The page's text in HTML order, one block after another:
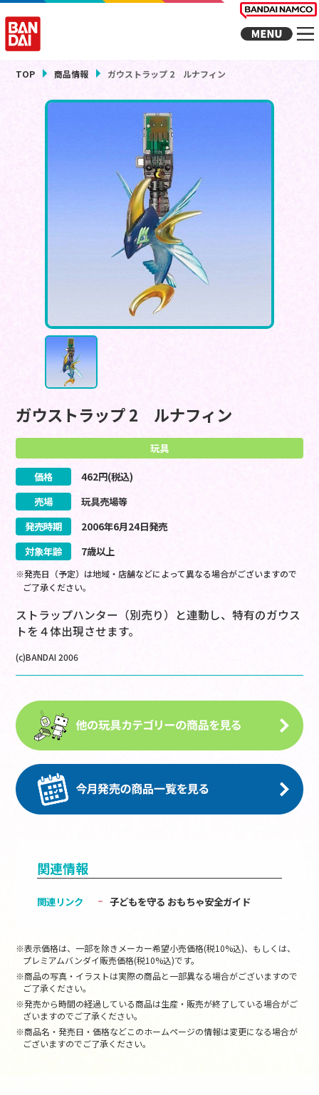
TOP 商品情報 ガウストラップ 2 ルナフィン
ガウストラップ 2 ルナフィン
玩具
価格 462円(税込)
売場
玩具売場等
発売時期
2006年6月24日発売
対象年齢
7歳以上
※発売日（予定）は地域・店舗などによって異なる場合がございますので
ご了承ください。
ストラップハンター（別売り）と連動し、特有のガウス
トを４体出現させます。
(c)BANDAI 2006
関連情報
関連リンク 子どもを守る おもちゃ安全ガイド
※表示価格は、一部を除きメーカー希望小売価格(税10%込)、もしくは、
プレミアムバンダイ販売価格(税10%込)です。
※商品の写真・イラストは実際の商品と一部異なる場合がございますので
ご了承ください。
※発売から時間の経過している商品は生産・販売が終了している場合がご
ざいますのでご了承ください。
※商品名・発売日・価格などこのホームページの情報は変更になる場合が
ございますのでご了承ください。